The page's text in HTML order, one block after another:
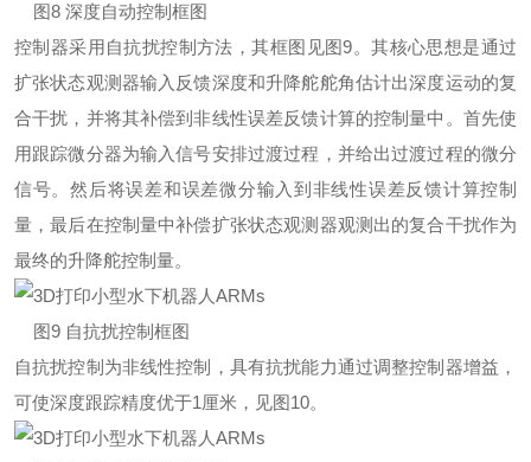
图8 深度自动控制框图
控制器采用自抗扰控制方法，其框图见图9。其核心思想是通过
扩张状态观测器输入反馈深度和升降舵舵角估计出深度运动的复
合干扰，并将其补偿到非线性误差反馈计算的控制量中。首先使
用跟踪微分器为输入信号安排过渡过程，并给出过渡过程的微分
信号。然后将误差和误差微分输入到非线性误差反馈计算控制
量，最后在控制量中补偿扩张状态观测器观测出的复合干扰作为
最终的升降舵控制量。
图9 自抗扰控制框图
自抗扰控制为非线性控制，具有抗扰能力通过调整控制器增益，
可使深度跟踪精度优于1厘米，见图10。